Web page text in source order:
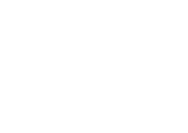
La implicación de
el ámbito empresarial
se canaliza a través de